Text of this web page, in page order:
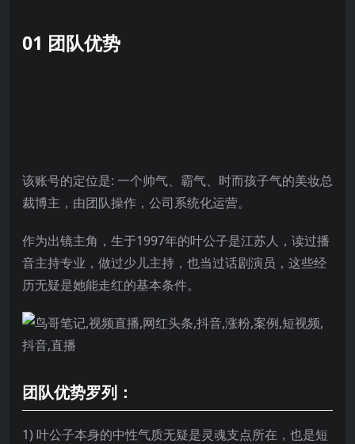
01 团队优势
该账号的定位是: 一个帅气、霸气、时而孩子气的美妆总
裁博主，由团队操作，公司系统化运营。
作为出镜主角，生于1997年的叶公子是江苏人，读过播
音主持专业，做过少儿主持，也当过话剧演员，这些经
历无疑是她能走红的基本条件。
团队优势罗列：
1) 叶公子本身的中性气质无疑是灵魂支点所在，也是短